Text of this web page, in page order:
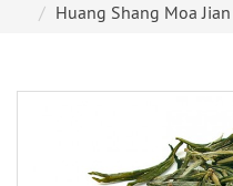
Huang Shang Moa